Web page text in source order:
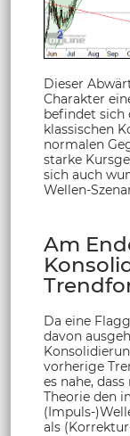
Dieser
Charakter
befindet sich
klassischen
normalen
starke
sich auch
Wellen-
Am
Da eine
davon
vorherige
es nahe,
Theorie den
(Impuls-
als